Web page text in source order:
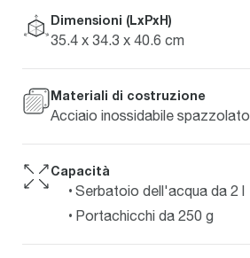
Dimensioni (LxPxH)
35.4 x 34.3 x 40.6 cm
Materiali di costruzione
Acciaio inossidabile spazzolato
Capacità
Serbatoio dell'acqua da 2 l
Portachicchi da 250 g